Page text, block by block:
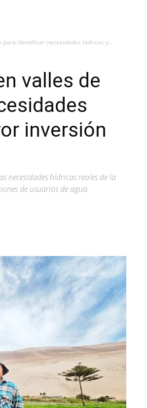
para identificar necesidades hídricas y...
valles de
inversión
hídricas reales de la
de usuarios de agua.